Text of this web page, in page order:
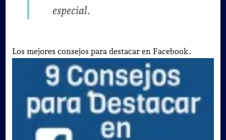
especial.
Los mejores consejos para destacar en Facebook.